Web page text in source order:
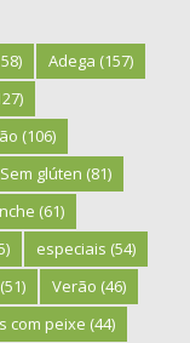
Adega (157)
(106)
Sem glúten (81)
(61)
especiais (54)
(51) Verão (46)
com peixe (44)